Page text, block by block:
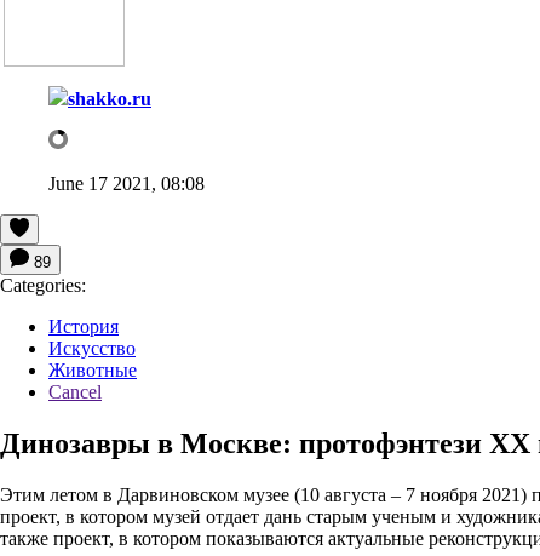
shakko.ru
June 17 2021, 08:08
89
Categories:
История
Искусство
Животные
Cancel
Динозавры в Москве: протофэнтези XX
Этим летом в Дарвиновском музее (10 августа – 7 ноября 2021)
проект, в котором музей отдает дань старым ученым и
также проект, в котором показываются актуальные